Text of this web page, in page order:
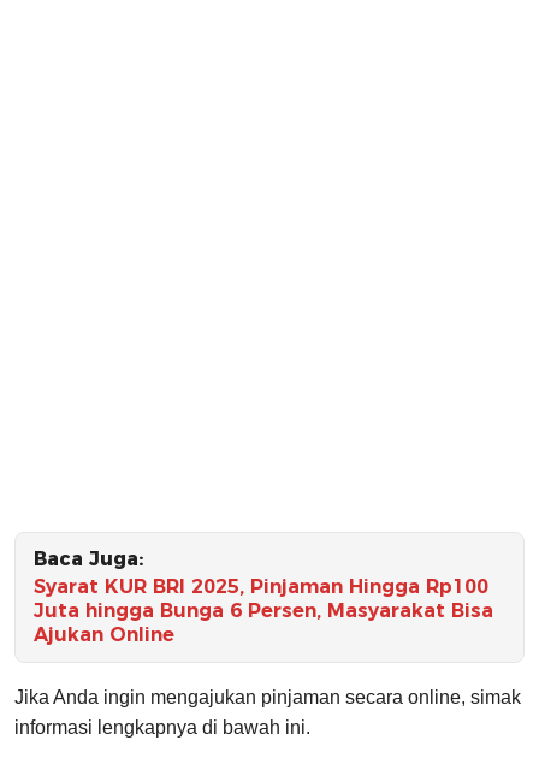
Baca Juga:
Syarat KUR BRI 2025, Pinjaman Hingga Rp100
Juta hingga Bunga 6 Persen, Masyarakat Bisa
Ajukan Online
Jika Anda ingin mengajukan pinjaman secara online, simak
informasi lengkapnya di bawah ini.